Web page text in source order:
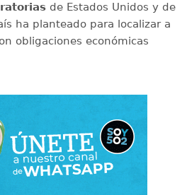
de Estados Unidos y de
ha planteado para localizar a
obligaciones económicas